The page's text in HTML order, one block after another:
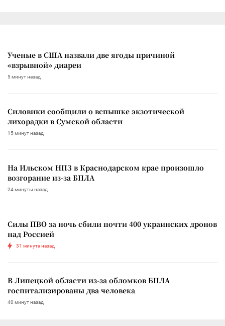
Ученые в США назвали две ягоды причиной
«взрывной» диареи
5 минут назад
Силовики сообщили о вспышке экзотической
лихорадки в Сумской области
15 минут назад
На Ильском НПЗ в Краснодарском крае произошло
возгорание из-за БПЛА
24 минуты назад
Силы ПВО за ночь сбили почти 400 украинских дронов
над Россией
31 минута назад
В Липецкой области из-за обломков БПЛА
госпитализированы два человека
40 минут назад